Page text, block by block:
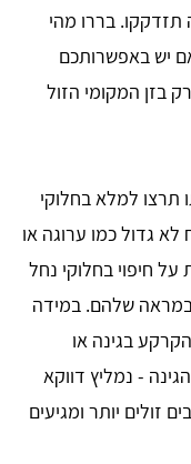
בררו מהי
יש באפשרותכם
בזן המקומי הזול
תרצו למלא בחלוקי
גדול כמו ערוגה או
חיפוי בחלוקי נחל
במראה שלהם. במידה
בגינה או
- נמליץ דווקא
זולים יותר ומגיעים